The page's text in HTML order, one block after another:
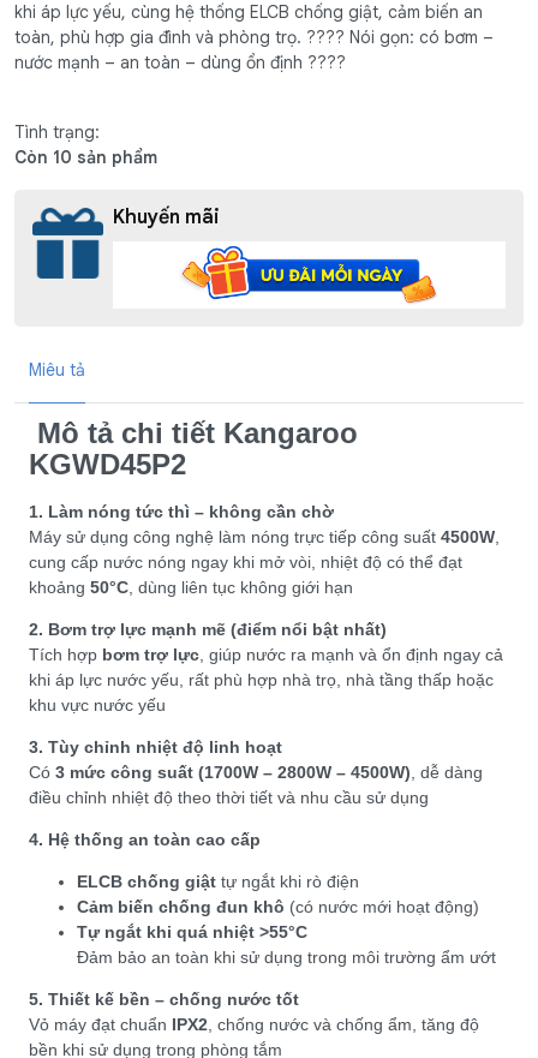
khi áp lực yếu, cùng hệ thống ELCB chống giật, cảm biến an
toàn, phù hợp gia đình và phòng trọ. ???? Nói gọn: có bơm –
nước mạnh – an toàn – dùng ổn định ????
Tình trạng:
Còn 10 sản phẩm
Khuyến mãi
Miêu tả
Mô tả chi tiết Kangaroo
KGWD45P2
1. Làm nóng tức thì – không cần chờ
Máy sử dụng công nghệ làm nóng trực tiếp công suất 4500W
cung cấp nước nóng ngay khi mở vòi, nhiệt độ có thể đạt
khoảng 50°C , dùng liên tục không giới hạn
2. Bơm trợ lực mạnh mẽ (điểm nổi bật nhất)
Tích hợp bơm trợ lực , giúp nước ra mạnh và ổn định ngay cả
khi áp lực nước yếu, rất phù hợp nhà trọ, nhà tầng thấp hoặc
khu vực nước yếu
3. Tùy chỉnh nhiệt độ linh hoạt
Có 3 mức công suất (1700W – 2800W – 4500W) , dễ dàng
điều chỉnh nhiệt độ theo thời tiết và nhu cầu sử dụng
4. Hệ thống an toàn cao cấp
ELCB chống giật tự ngắt khi rò điện
Cảm biến chống đun khô (có nước mới hoạt động)
Tự ngắt khi quá nhiệt >55°C
Đảm bảo an toàn khi sử dụng trong môi trường ẩm ướt
5. Thiết kế bền – chống nước tốt
Vỏ máy đạt chuẩn IPX2 , chống nước và chống ẩm, tăng độ
bền khi sử dụng trong phòng tắm